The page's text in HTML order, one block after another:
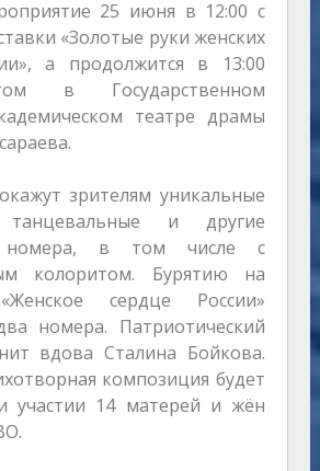
25 июня в 12:00 с
«Золотые руки женских
а продолжится в 13:00
в Государственном
театре драмы
зрителям уникальные
танцевальные и другие
номера, в том числе с
колоритом. Бурятию на
сердце России»
номера. Патриотический
вдова Сталина Бойкова.
композиция будет
участии 14 матерей и жён